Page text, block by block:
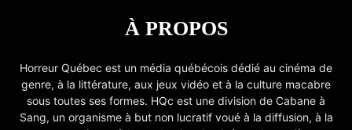
À PROPOS
Horreur Québec est un média québécois dédié au cinéma de
genre, à la littérature, aux jeux vidéo et à la culture macabre
sous toutes ses formes. HQc est une division de Cabane à
Sang, un organisme à but non lucratif voué à la diffusion, à la